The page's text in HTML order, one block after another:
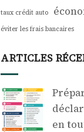
taux crédit auto
éviter les frais bancaires
ARTICLES
en